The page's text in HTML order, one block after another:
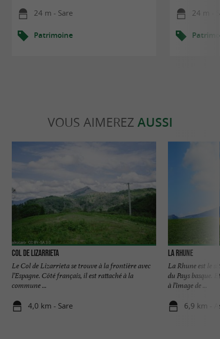
24 m - Sare
Patrimoine
24 m -
VOUS AIMEREZ AUSSI
Col de Lizarrieta
Le Col de Lizarrieta se trouve à la frontière avec
l’Espagne. Côté français, il est rattaché à la
commune ...
4,0 km - Sare
La Rhune
La Rhune est le
du Pays basque.
à l’image de ...
6,9 km -